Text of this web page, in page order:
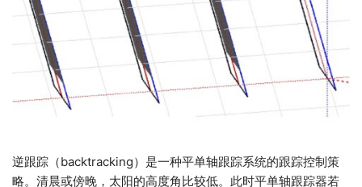
逆跟踪（backtracking）是一种平单轴跟踪系统的跟踪控制策
略。清晨或傍晚，太阳的高度角比较低。此时平单轴跟踪器若